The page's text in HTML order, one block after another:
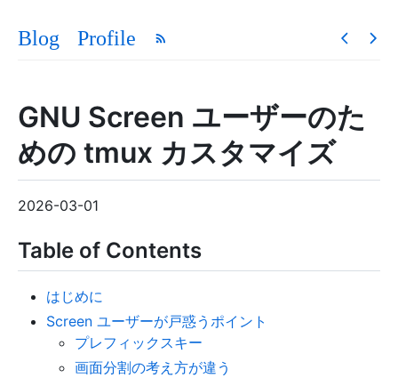
Blog Profile
GNU Screen ユーザーのた
めの tmux カスタマイズ
2026-03-01
Table of Contents
はじめに
Screen ユーザーが戸惑うポイント
プレフィックスキー
画面分割の考え方が違う